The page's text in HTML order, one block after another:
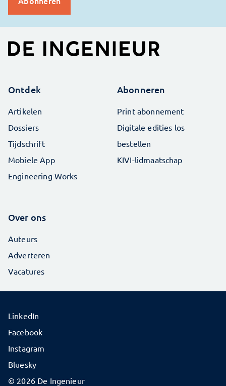
Ontdek
Artikelen
Dossiers
Tijdschrift
Mobiele App
Engineering Works
Abonneren
Print abonnement
Digitale edities los
bestellen
KIVI-lidmaatschap
Over ons
Auteurs
Adverteren
Vacatures
© 2026 De Ingenieur
LinkedIn
Facebook
Instagram
Bluesky